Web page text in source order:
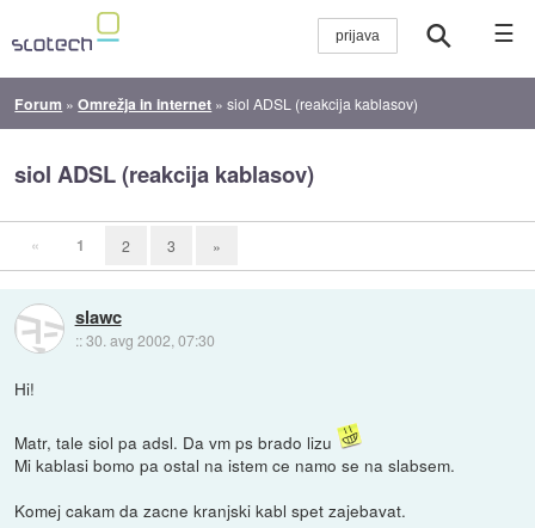
☰
Forum »Omrežja in internet »siol ADSL (reakcija kablasov)
siol ADSL (reakcija kablasov)
« 1 2 3 »
slawc
::30. avg 2002, 07:30
Hi!
Matr, tale siol pa adsl. Da vm ps brado lizu
Mi kablasi bomo pa ostal na istem ce namo se na slabsem.
Komej cakam da zacne kranjski kabl spet zajebavat.